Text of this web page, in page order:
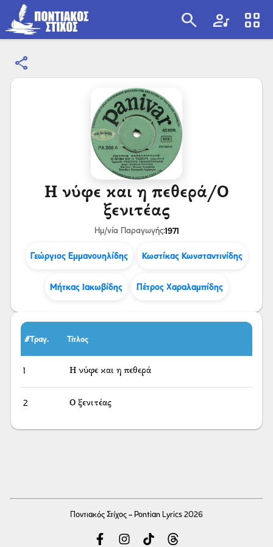
search artist view_cozy
share
Η νύφε και η πεθερά/Ο
ξενιτέας
Ημ/νία Παραγωγής:1971
Γεώργιος Εμμανουηλίδης Κωστίκας Κωνσταντινίδης
Μήτκας Ιακωβίδης Πέτρος Χαραλαμπίδης
#Τραγ. Τίτλος
1 Η νύφε και η πεθερά
2 Ο ξενιτέας
Ποντιακός Στίχος - Pontian Lyrics 2026